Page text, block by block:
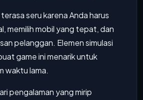
seru karena Anda harus
memilih mobil yang tepat, dan
pelanggan. Elemen simulasi
game ini menarik untuk
waktu lama.
pengalaman yang mirip